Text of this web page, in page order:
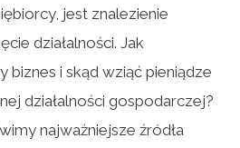
jest znalezienie
działalności. Jak
biznes i skąd wziąć pieniądze
działalności gospodarczej?
najważniejsze źródła